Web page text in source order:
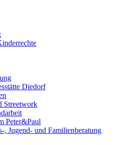
Diedorf
Streetwork
Peter&Paul
, Jugend- und Familienberatung